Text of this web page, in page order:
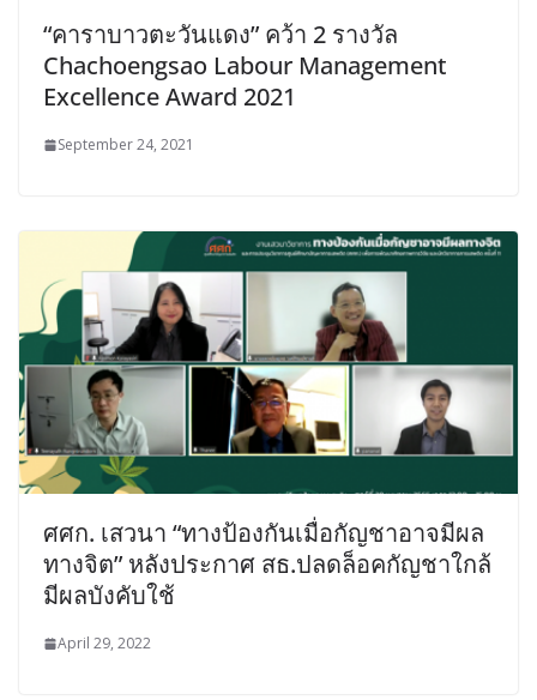
“คาราบาวตะวันแดง” คว้า 2 รางวัล
Chachoengsao Labour Management
Excellence Award 2021
September 24, 2021
ศศก. เสวนา “ทางป้องกันเมื่อกัญชาอาจมีผล
ทางจิต” หลังประกาศ สธ.ปลดล็อคกัญชาใกล้
มีผลบังคับใช้
April 29, 2022